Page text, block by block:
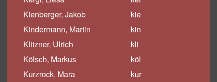
Kienberger, Jakob
kie
Kindermann, Martin
kin
Klitzner, Ulrich
kli
Kölsch, Markus
köl
Kurzrock, Mara
kur